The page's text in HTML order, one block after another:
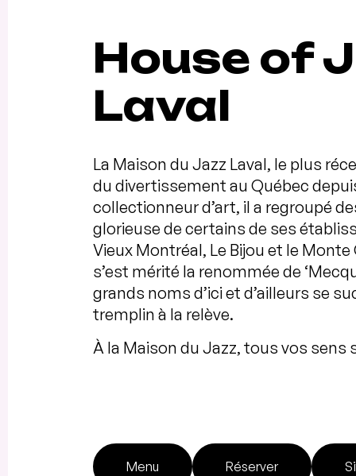
House of
Laval
La Maison du Jazz Laval, le plus
du divertissement au Québec
collectionneur d’art, il a regroupé
glorieuse de certains de ses
Vieux Montréal, Le Bijou et le
s’est mérité la renommée de
grands noms d’ici et d’ailleurs se
tremplin à la relève.
À la Maison du Jazz, tous vos sens
Menu Réserver